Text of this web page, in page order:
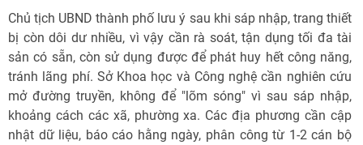
Chủ tịch UBND thành phố lưu ý sau khi sáp nhập, trang thiết
bị còn dôi dư nhiều, vì vậy cần rà soát, tận dụng tối đa tài
sản có sẵn, còn sử dụng được để phát huy hết công năng,
tránh lãng phí. Sở Khoa học và Công nghệ cần nghiên cứu
mở đường truyền, không để "lõm sóng" vì sau sáp nhập,
khoảng cách các xã, phường xa. Các địa phương cần cập
nhật dữ liệu, báo cáo hằng ngày, phân công từ 1-2 cán bộ